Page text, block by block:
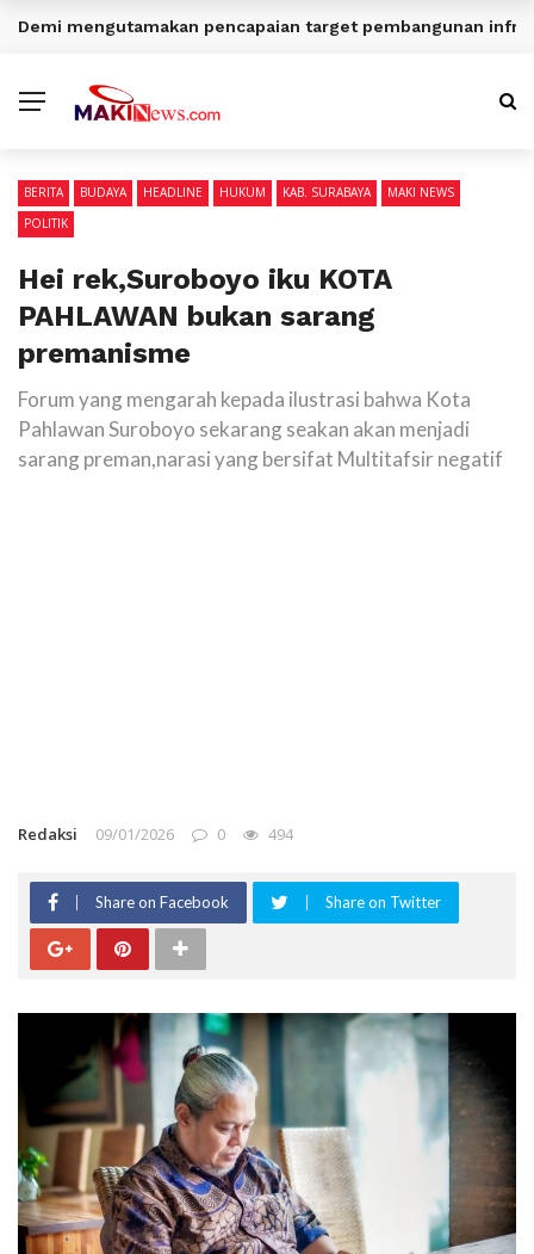
BERITA TERKINI
Demi mengutamakan pencapaian target pembangunan
BERITA BUDAYA HEADLINE HUKUM KAB. SURABAYA
MAKI NEWS
POLITIK
Hei rek,Suroboyo iku KOTA
PAHLAWAN bukan sarang
premanisme
Forum yang mengarah kepada ilustrasi bahwa Kota
Pahlawan Suroboyo sekarang seakan akan menjadi
sarang preman,narasi yang bersifat Multitafsir negatif
Redaksi 09/01/2026 0 494
Share on Facebook Share on Twitter